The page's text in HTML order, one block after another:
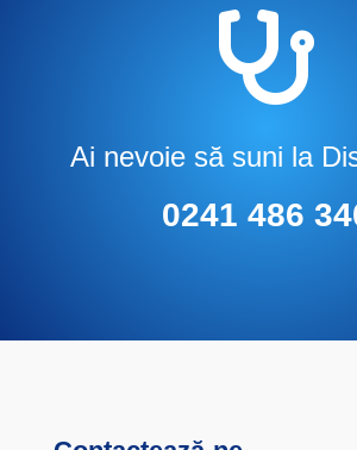

Ai nevoie să suni la
0241 486